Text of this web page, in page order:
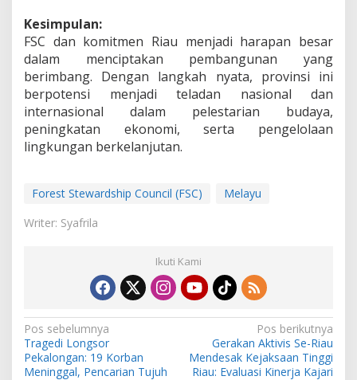
Kesimpulan:
FSC dan komitmen Riau menjadi harapan besar
dalam menciptakan pembangunan yang
berimbang. Dengan langkah nyata, provinsi ini
berpotensi menjadi teladan nasional dan
internasional dalam pelestarian budaya,
peningkatan ekonomi, serta pengelolaan
lingkungan berkelanjutan.
Forest Stewardship Council (FSC)
Melayu
Writer: Syafrila
Ikuti Kami
N
a
Pos sebelumnya
Tragedi Longsor
Pekalongan: 19 Korban
Meninggal, Pencarian Tujuh
Pos berikutnya
Gerakan Aktivis Se-Riau
Mendesak Kejaksaan Tinggi
Riau: Evaluasi Kinerja Kajari